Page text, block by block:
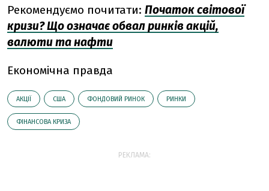
Рекомендуємо почитати: Початок світової
кризи? Що означає обвал ринків акцій,
валюти та нафти
Економічна правда
АКЦІЇ США ФОНДОВИЙ РИНОК РИНКИ
ФІНАНСОВА КРИЗА
РЕКЛАМА: